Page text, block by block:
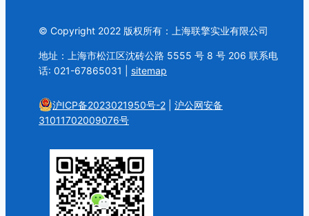
© Copyright 2022 版权所有：上海联擎实业有限公司
地址：上海市松江区沈砖公路 5555 号 8 号 206 联系电
话: 021-67865031 | sitemap
沪ICP备2023021950号-2
沪公网安备
31011702009076号